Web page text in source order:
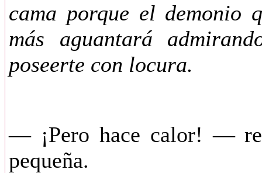
cama porque el demonio
más aguantará
poseerte con locura.
— ¡Pero hace calor! —
pequeña.